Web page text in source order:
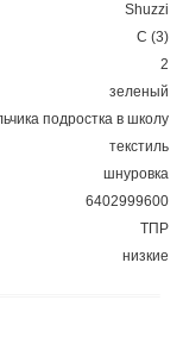
Shuzzi
С (3)
2
зеленый
подростка в школу
текстиль
шнуровка
6402999600
ТПР
низкие